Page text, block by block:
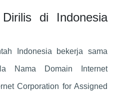
di Indonesia
Indonesia bekerja sama
Nama Domain Internet
Corporation for Assigned